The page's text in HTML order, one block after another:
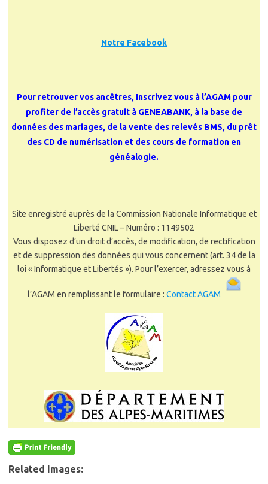
Notre Facebook
Pour retrouver vos ancêtres, Inscrivez vous à l’AGAMpour
profiter de l’accès gratuit à GENEABANK, à la base de
données des mariages, de la vente des relevés BMS, du prêt
des CD de numérisation et des cours de formation en
généalogie.
Site enregistré auprès de la Commission Nationale Informatique et
Liberté CNIL – Numéro : 1149502
Vous disposez d’un droit d’accès, de modification, de rectification
et de suppression des données qui vous concernent (art. 34 de la
loi « Informatique et Libertés »). Pour l’exercer, adressez vous à
l’AGAM en remplissant le formulaire : Contact AGAM
Related Images: